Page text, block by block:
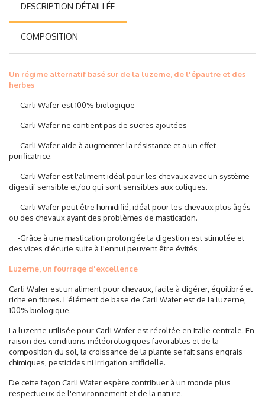
DESCRIPTION DÉTAILLÉE
COMPOSITION
Un régime alternatif basé sur de la luzerne, de l'épautre et des
herbes
-Carli Wafer est 100% biologique
-Carli Wafer ne contient pas de sucres ajoutées
-Carli Wafer aide à augmenter la résistance et a un effet
purificatrice.
-Carli Wafer est l'aliment idéal pour les chevaux avec un système
digestif sensible et/ou qui sont sensibles aux coliques.
-Carli Wafer peut être humidifié, idéal pour les chevaux plus âgés
ou des chevaux ayant des problèmes de mastication.
-Grâce à une mastication prolongée la digestion est stimulée et
des vices d'écurie suite à l'ennui peuvent être évités
Luzerne, un fourrage d'excellence
Carli Wafer est un aliment pour chevaux, facile à digérer, équilibré et
riche en fibres. L’élément de base de Carli Wafer est de la luzerne,
100% biologique.
La luzerne utilisée pour Carli Wafer est récoltée en Italie centrale. En
raison des conditions météorologiques favorables et de la
composition du sol, la croissance de la plante se fait sans engrais
chimiques, pesticides ni irrigation artificielle.
De cette façon Carli Wafer espère contribuer à un monde plus
respectueux de l'environnement et de la nature.